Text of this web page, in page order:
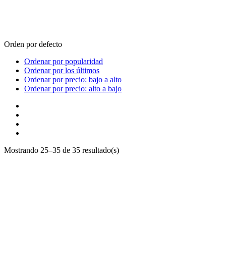
Orden por defecto
Ordenar por popularidad
Ordenar por los últimos
Ordenar por precio: bajo a alto
Ordenar por precio: alto a bajo
Mostrando 25–35 de 35 resultado(s)